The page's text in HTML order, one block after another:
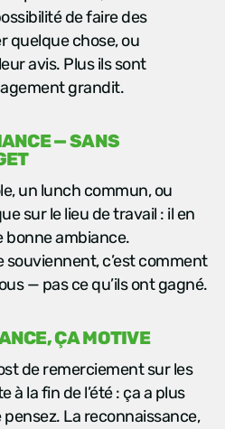
de faire des
quelque chose, ou
avis. Plus ils sont
grandit.
— SANS
un lunch commun, ou
sur le lieu de travail : il en
ambiance.
souviennent, c’est comment
— pas ce qu’ils ont gagné.
ÇA MOTIVE
de remerciement sur les
à la fin de l’été : ça a plus
La reconnaissance,